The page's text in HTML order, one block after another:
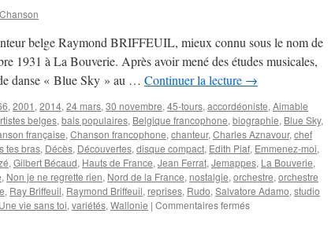
belge Raymond BRIFFEUIL, mieux connu sous le nom de
1931 à La Bouverie. Après avoir mené des études musicales,
danse « Blue Sky » au … Continuer la lecture →
, 2001 , 2014, 24 mars, 30 novembre, 45-tours, accordéoniste, Aimable
belges, bals populaires, Belgique francophone, biographie, Blue Sky,
française, Chanson francophone, chanteur, Charles Aznavour, chef
tes bras, Décès, Découvertes, disque compact, Edith Piaf, Emmenez-moi,
, Gilbert Bécaud, Hauts de France, Jean Ferrat, Jemappes, La Bouverie,
, Non je ne regrette rien, Nord de la France, nostalgie, orchestre, orchestre
, Ray Briffeuil, Raymond Briffeuil, reprises, Rudo, Salvatore Adamo, studio
Une vie sans toi, variétés, Wallonie | Commentaires ferméssur